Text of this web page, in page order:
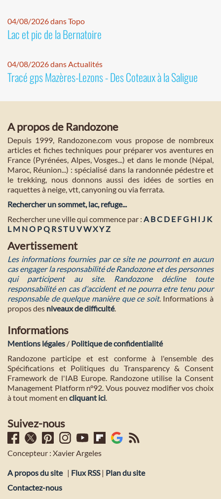
04/08/2026 dans Topo
Lac et pic de la Bernatoire
04/08/2026 dans Actualités
Tracé gps Mazères-Lezons - Des Coteaux à la Saligue
A propos de Randozone
Depuis 1999, Randozone.com vous propose de nombreux
articles et fiches techniques pour préparer vos aventures en
France (Pyrénées, Alpes, Vosges...) et dans le monde (Népal,
Maroc, Réunion...) : spécialisé dans la randonnée pédestre et
le trekking, nous donnons aussi des idées de sorties en
raquettes à neige, vtt, canyoning ou via ferrata.
Rechercher un sommet, lac, refuge...
Rechercher une ville qui commence par : A BC D E FG H I J K
L M NO PQ RST U VWXYZ
Avertissement
Les informations fournies par ce site ne pourront en aucun
cas engager la responsabilité de Randozone et des personnes
qui participent au site. Randozone décline toute
responsabilité en cas d'accident et ne pourra etre tenu pour
responsable de quelque manière que ce soit. Informations à
propos des niveaux de difficulté.
Informations
Mentions légales / Politique de confidentialité
Randozone participe et est conforme à l'ensemble des
Spécifications et Politiques du Transparency & Consent
Framework de l'IAB Europe. Randozone utilise la Consent
Management Platform n°92. Vous pouvez modifier vos choix
à tout moment en cliquant ici.
Suivez-nous
Concepteur : Xavier Argeles
A propos du site | Flux RSS| Plan du site
Contactez-nous